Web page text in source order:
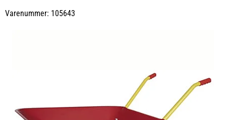
Varenummer: 105643